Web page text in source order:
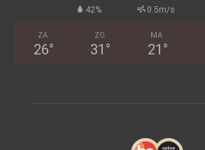
42% 0.5m/s
ZA
26°
ZO
31 °
MA
21 °